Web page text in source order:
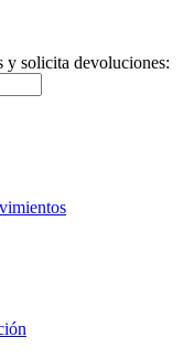
y solicita devoluciones: